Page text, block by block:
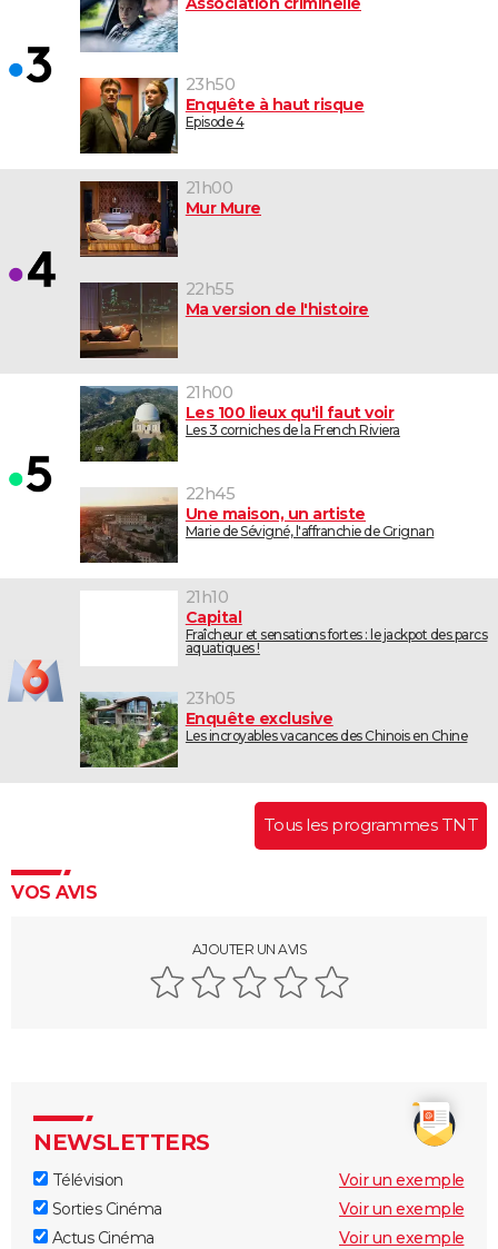
23h50
Enquête à haut risque
Episode 4
21h00
Mur Mure
22h55
Ma version de l'histoire
21h00
Les 100 lieux qu'il faut voir
Les 3 corniches de la French Riviera
22h45
Une maison, un artiste
Marie de Sévigné, l'affranchie de Grignan
21h10
Capital
Fraîcheur et sensations fortes : le jackpot des parcs
aquatiques !
23h05
Enquête exclusive
Les incroyables vacances des Chinois en Chine
Tous les programmes TNT
VOS AVIS
AJOUTER UN AVIS
NEWSLETTERS
Télévision
Voir un exemple
Sorties Cinéma
Voir un exemple
Actus Cinéma
Voir un exemple